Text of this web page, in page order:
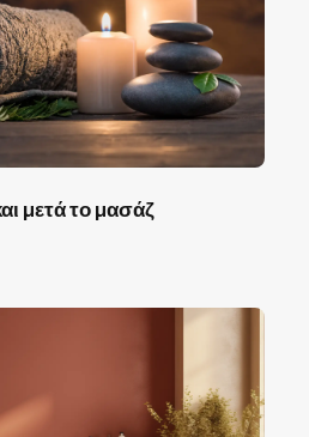
μετά το μασάζ